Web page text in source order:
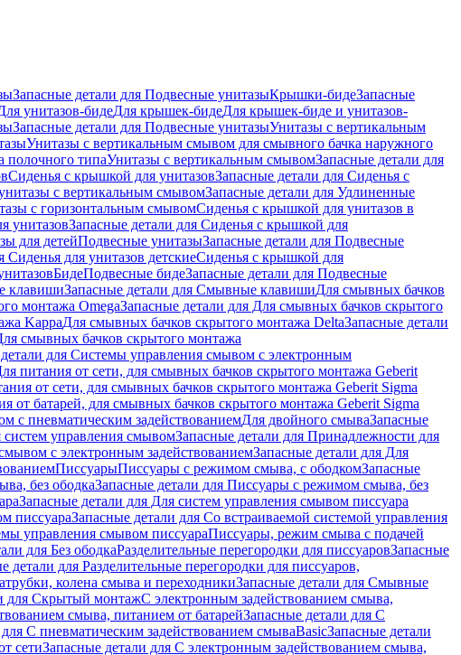
Запасные детали для Подвесные унитазыКрышки-бидеЗапасные
унитазов-бидеДля крышек-бидеДля крышек-биде и унитазов-
Запасные детали для Подвесные унитазыУнитазы с вертикальным
Унитазы с вертикальным смывом для смывного бачка наружного
полочного типаУнитазы с вертикальным смывомЗапасные детали для
Сиденья с крышкой для унитазовЗапасные детали для Сиденья с
с вертикальным смывомЗапасные детали для Удлиненные
с горизонтальным смывомСиденья с крышкой для унитазов в
унитазовЗапасные детали для Сиденья с крышкой для
для детейПодвесные унитазыЗапасные детали для Подвесные
Сиденья для унитазов детскиеСиденья с крышкой для
БидеПодвесные бидеЗапасные детали для Подвесные
клавишиЗапасные детали для Смывные клавишиДля смывных бачков
монтажа OmegaЗапасные детали для Для смывных бачков скрытого
KappaДля смывных бачков скрытого монтажа DeltaЗапасные детали
смывных бачков скрытого монтажа
для Системы управления смывом с электронным
питания от сети, для смывных бачков скрытого монтажа Geberit
от сети, для смывных бачков скрытого монтажа Geberit Sigma
от батарей, для смывных бачков скрытого монтажа Geberit Sigma
с пневматическим задействованиемДля двойного смываЗапасные
управления смывомЗапасные детали для Принадлежности для
с электронным задействованиемЗапасные детали для Для
ПиссуарыПиссуары с режимом смыва, с ободкомЗапасные
без ободкаЗапасные детали для Писсуары с режимом смыва, без
Запасные детали для Для систем управления смывом писсуара
писсуараЗапасные детали для Со встраиваемой системой управления
управления смывом писсуараПиссуары, режим смыва с подачей
для Без ободкаРазделительные перегородки для писсуаровЗапасные
детали для Разделительные перегородки для писсуаров,
колена смыва и переходникиЗапасные детали для Смывные
для Скрытый монтажС электронным задействованием смыва,
смыва, питанием от батарейЗапасные детали для С
С пневматическим задействованием смываBasicЗапасные детали
сетиЗапасные детали для С электронным задействованием смыва,